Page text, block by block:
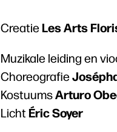
CreatieLes Arts
Muzikale leiding en
Choreografie
KostuumsArturo
LichtÉric Soyer